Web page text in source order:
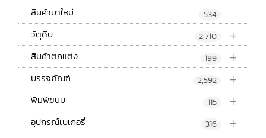
สินค้ามาใหม่ 534
+
วัตุดิบ 2,710
+
สินค้าตกแต่ง 199
+
บรรจุภัณฑ์ 2,592
+
พิมพ์ขนม 115
+
อุปกรณ์เบเกอรี่ 316